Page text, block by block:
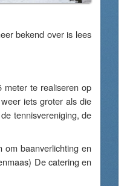
bekend over is lees
meter te realiseren op
iets groter als die
tennisvereniging, de
om baanverlichting en
De catering en